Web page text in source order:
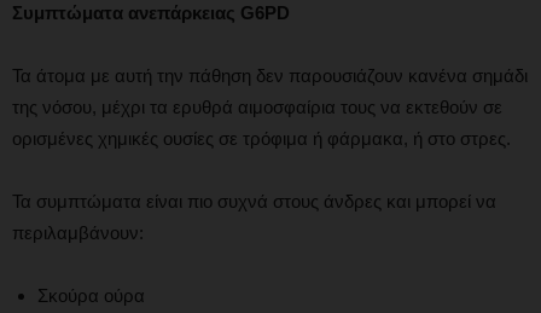
Συμπτώματα ανεπάρκειας G6PD
Τα άτομα με αυτή την πάθηση δεν παρουσιάζουν κανένα σημάδι
της νόσου, μέχρι τα ερυθρά αιμοσφαίρια τους να εκτεθούν σε
ορισμένες χημικές ουσίες σε τρόφιμα ή φάρμακα, ή στο στρες.
Τα συμπτώματα είναι πιο συχνά στους άνδρες και μπορεί να
περιλαμβάνουν:
Σκούρα ούρα